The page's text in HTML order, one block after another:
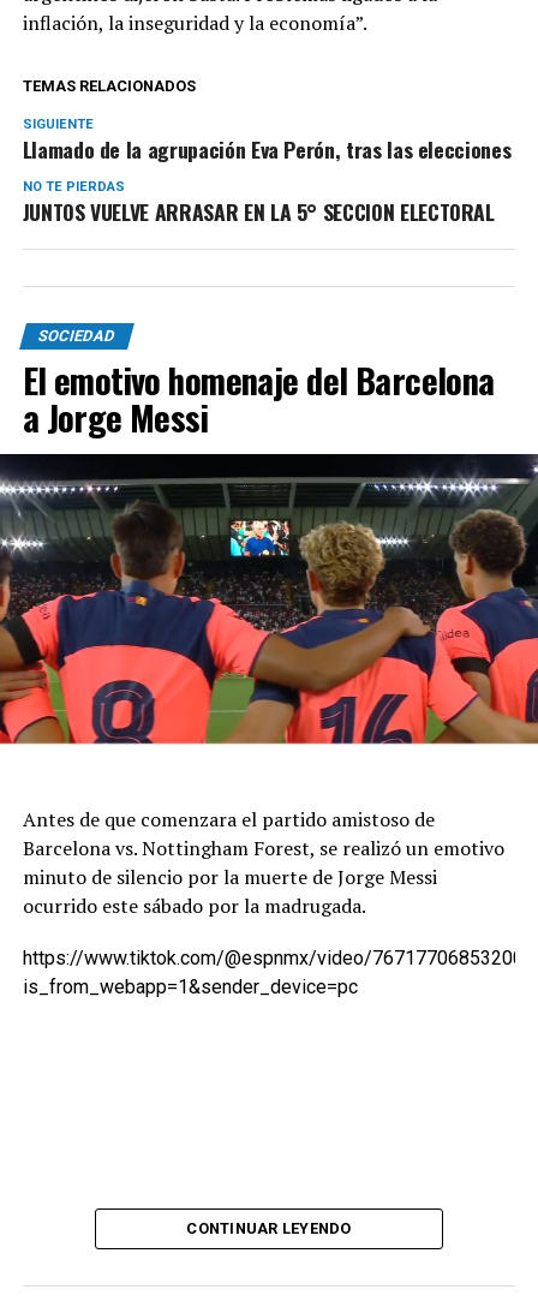
inflación, la inseguridad y la economía”.
TEMAS RELACIONADOS
SIGUIENTE
Llamado de la agrupación Eva Perón, tras las elecciones
NO TE PIERDAS
JUNTOS VUELVE ARRASAR EN LA 5° SECCION ELECTORAL
SOCIEDAD
El emotivo homenaje del Barcelona
a Jorge Messi
Antes de que comenzara el partido amistoso de
Barcelona vs. Nottingham Forest, se realizó un emotivo
minuto de silencio por la muerte de Jorge Messi
ocurrido este sábado por la madrugada.
https://www.tiktok.com/@espnmx/video/
is_from_webapp=1&sender_device=pc
CONTINUAR LEYENDO